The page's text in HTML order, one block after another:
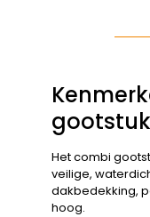
gootstuk
Het combi
veilige,
dakbedekking,
hoog.